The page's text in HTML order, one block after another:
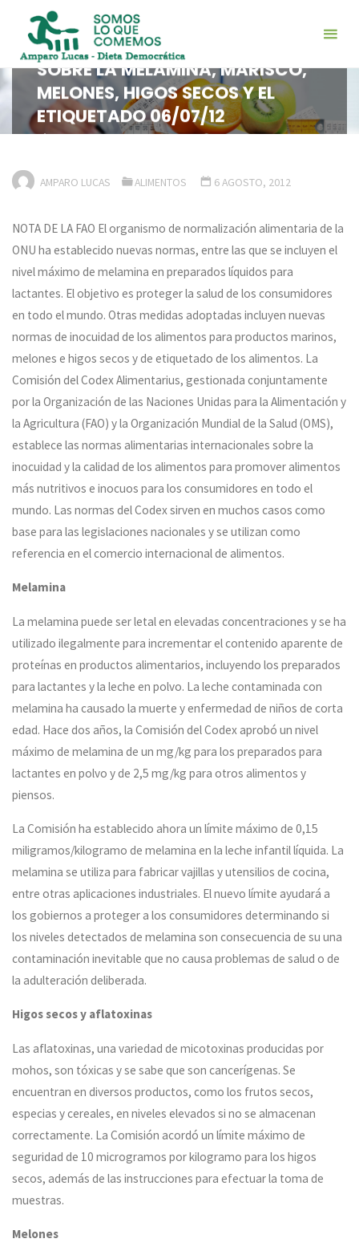
contenidoLA ONU ENDURECE LAS NORMAS
SOBRE LA MELAMINA, MARISCO,
MELONES, HIGOS SECOS Y EL
ETIQUETADO 06/07/12
INICIOALIMENTOS
LA ONU ENDURECE LAS NORMAS SOBRE LA
AMPARO LUCAS ALIMENTOS 6 AGOSTO, 2012
NOTA DE LA FAO El organismo de normalización alimentaria de la
ONU ha establecido nuevas normas, entre las que se incluyen el
nivel máximo de melamina en preparados líquidos para
lactantes. El objetivo es proteger la salud de los consumidores
en todo el mundo. Otras medidas adoptadas incluyen nuevas
normas de inocuidad de los alimentos para productos marinos,
melones e higos secos y de etiquetado de los alimentos. La
Comisión del Codex Alimentarius, gestionada conjuntamente
por la Organización de las Naciones Unidas para la Alimentación y
la Agricultura (FAO) y la Organización Mundial de la Salud (OMS),
establece las normas alimentarias internacionales sobre la
inocuidad y la calidad de los alimentos para promover alimentos
más nutritivos e inocuos para los consumidores en todo el
mundo. Las normas del Codex sirven en muchos casos como
base para las legislaciones nacionales y se utilizan como
referencia en el comercio internacional de alimentos.
Melamina
La melamina puede ser letal en elevadas concentraciones y se ha
utilizado ilegalmente para incrementar el contenido aparente de
proteínas en productos alimentarios, incluyendo los preparados
para lactantes y la leche en polvo. La leche contaminada con
melamina ha causado la muerte y enfermedad de niños de corta
edad. Hace dos años, la Comisión del Codex aprobó un nivel
máximo de melamina de un mg/kg para los preparados para
lactantes en polvo y de 2,5 mg/kg para otros alimentos y
piensos.
La Comisión ha establecido ahora un límite máximo de 0,15
miligramos/kilogramo de melamina en la leche infantil líquida. La
melamina se utiliza para fabricar vajillas y utensilios de cocina,
entre otras aplicaciones industriales. El nuevo límite ayudará a
los gobiernos a proteger a los consumidores determinando si
los niveles detectados de melamina son consecuencia de su una
contaminación inevitable que no causa problemas de salud o de
la adulteración deliberada.
Higos secos y aflatoxinas
Las aflatoxinas, una variedad de micotoxinas producidas por
mohos, son tóxicas y se sabe que son cancerígenas. Se
encuentran en diversos productos, como los frutos secos,
especias y cereales, en niveles elevados si no se almacenan
correctamente. La Comisión acordó un límite máximo de
seguridad de 10 microgramos por kilogramo para los higos
secos, además de las instrucciones para efectuar la toma de
muestras.
Melones